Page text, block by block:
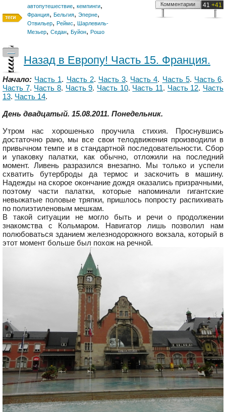
автопутешествие, кемпинги,
Франция, Бельгия, Эперне,
Отвильер, Реймс, Шарлевиль-
Мезьер, Седан, Буйон, Рошо
41 +41
Комментарии
—
Назад в Европу! Часть 15. Франция.
Начало: Часть 1. Часть 2. Часть 3. Часть 4. Часть 5. Часть 6.
Часть 7. Часть 8. Часть 9. Часть 10. Часть 11. Часть 12. Часть
13. Часть 14.
День двадцатый. 15.08.2011. Понедельник.
Утром нас хорошенько проучила стихия. Проснувшись
достаточно рано, мы все свои телодвижения производили в
привычном темпе и в стандартной последовательности. Сбор
и упаковку палатки, как обычно, отложили на последний
момент. Ливень разразился внезапно. Мы только и успели
схватить бутерброды да термос и заскочить в машину.
Надежды на скорое окончание дождя оказались призрачными,
поэтому части палатки, которые напоминали гигантские
невыжатые половые тряпки, пришлось попросту распихивать
по полиэтиленовым мешкам.
В такой ситуации не могло быть и речи о продолжении
знакомства с Кольмаром. Навигатор лишь позволил нам
полюбоваться зданием железнодорожного вокзала, который в
этот момент больше был похож на речной.